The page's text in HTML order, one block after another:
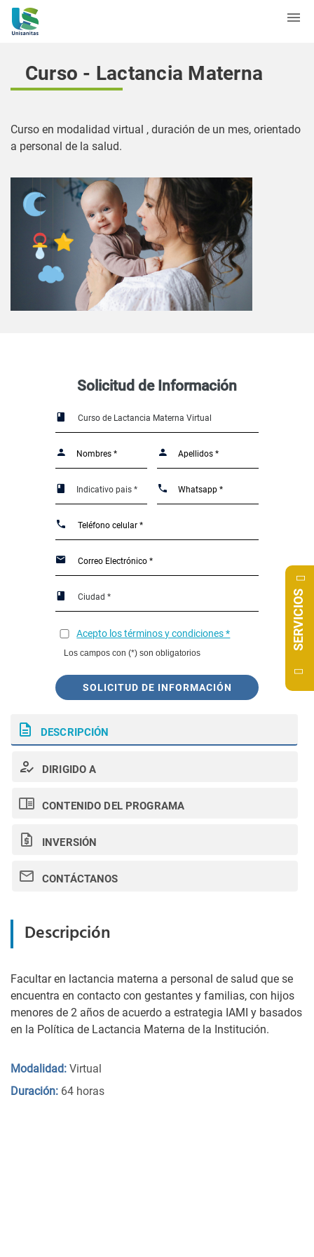
Curso - Lactancia Materna
Curso en modalidad virtual , duración de un mes, orientado
a personal de la salud.
Solicitud de Información
Acepto los términos y condiciones *
Los campos con (*) son obligatorios
SOLICITUD DE INFORMACIÓN
DESCRIPCIÓN
DIRIGIDO A
CONTENIDO DEL PROGRAMA
INVERSIÓN
CONTÁCTANOS
Descripción
Facultar en lactancia materna a personal de salud que se
encuentra en contacto con gestantes y familias, con hijos
menores de 2 años de acuerdo a estrategia IAMI y basados
en la Política de Lactancia Materna de la Institución.
Modalidad: Virtual
Duración: 64 horas
SERVICIOS